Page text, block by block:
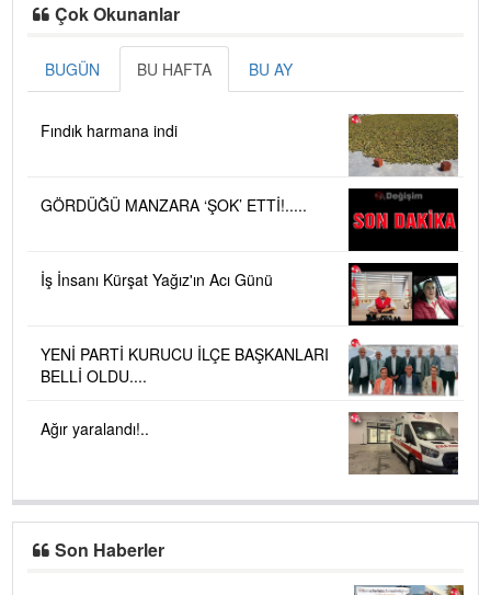
Çok Okunanlar
BUGÜN BU HAFTA BU AY
Fındık harmana indi
GÖRDÜĞÜ MANZARA ‘ŞOK’ ETTİ!.....
İş İnsanı Kürşat Yağız'ın Acı Günü
YENİ PARTİ KURUCU İLÇE BAŞKANLARI
BELLİ OLDU....
Ağır yaralandı!..
Son Haberler